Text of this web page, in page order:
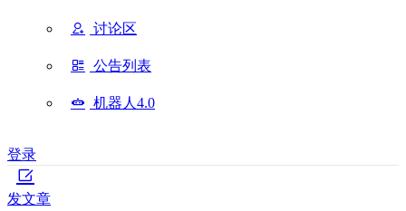
讨论区
公告列表
机器人4.0
登录
发文章